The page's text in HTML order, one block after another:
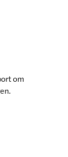
om